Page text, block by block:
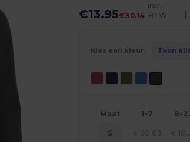
€13.95€30.14
incl.
BTW
|
Kies een kleur: Toon
Maat 1-7 8-
S